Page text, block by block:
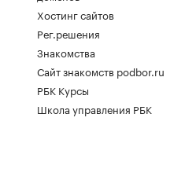
Хостинг сайтов
Рег.решения
Знакомства
Сайт знакомств podbor.ru
РБК Курсы
Школа управления РБК